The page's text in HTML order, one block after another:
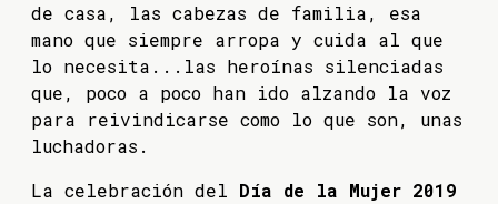
de casa, las cabezas de familia, esa
mano que siempre arropa y cuida al que
lo necesita...las heroínas silenciadas
que, poco a poco han ido alzando la voz
para reivindicarse como lo que son, unas
luchadoras.
La celebración del Día de la Mujer 2019